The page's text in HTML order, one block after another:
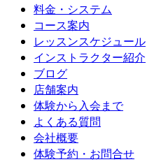
料金・システム
コース案内
レッスンスケジュール
インストラクター紹介
ブログ
店舗案内
体験から入会まで
よくある質問
会社概要
体験予約・お問合せ